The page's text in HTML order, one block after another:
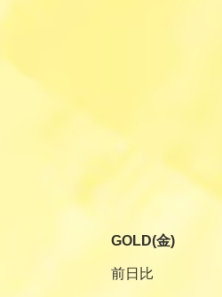
GOLD(金)
前日比